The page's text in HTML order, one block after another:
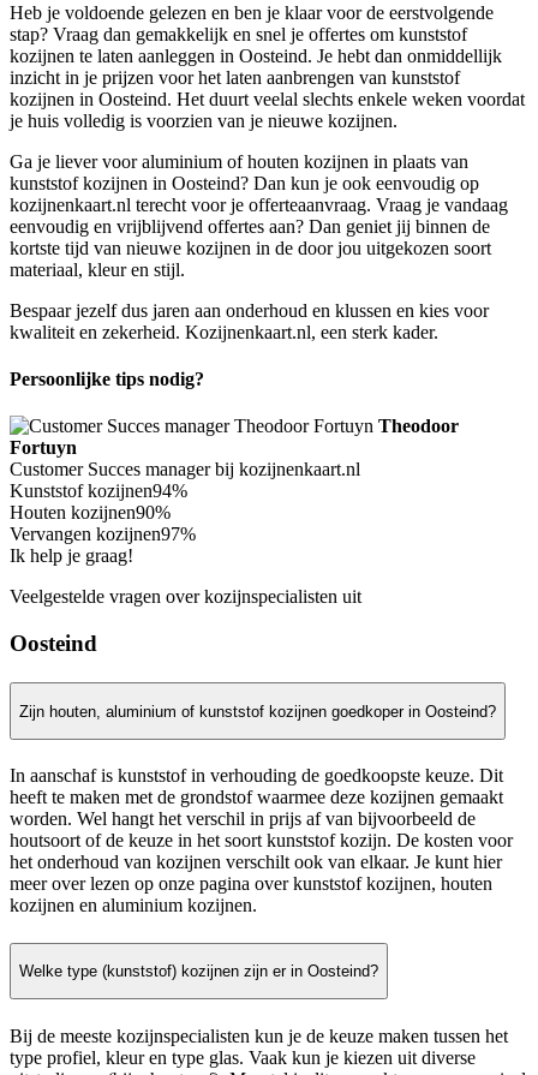
Heb je voldoende gelezen en ben je klaar voor de eerstvolgende
stap? Vraag dan gemakkelijk en snel je offertes om kunststof
kozijnen te laten aanleggen in Oosteind. Je hebt dan onmiddellijk
inzicht in je prijzen voor het laten aanbrengen van kunststof
kozijnen in Oosteind. Het duurt veelal slechts enkele weken voordat
je huis volledig is voorzien van je nieuwe kozijnen.
Ga je liever voor aluminium of houten kozijnen in plaats van
kunststof kozijnen in Oosteind? Dan kun je ook eenvoudig op
kozijnenkaart.nl terecht voor je offerteaanvraag. Vraag je vandaag
eenvoudig en vrijblijvend offertes aan? Dan geniet jij binnen de
kortste tijd van nieuwe kozijnen in de door jou uitgekozen soort
materiaal, kleur en stijl.
Bespaar jezelf dus jaren aan onderhoud en klussen en kies voor
kwaliteit en zekerheid. Kozijnenkaart.nl, een sterk kader.
Persoonlijke tips nodig?
Theodoor
Fortuyn
Customer Succes manager bij kozijnenkaart.nl
Kunststof kozijnen94%
Houten kozijnen90%
Vervangen kozijnen97%
Ik help je graag!
Veelgestelde vragen over kozijnspecialisten uit
Oosteind
Zijn houten, aluminium of kunststof kozijnen goedkoper in Oosteind?
In aanschaf is kunststof in verhouding de goedkoopste keuze. Dit
heeft te maken met de grondstof waarmee deze kozijnen gemaakt
worden. Wel hangt het verschil in prijs af van bijvoorbeeld de
houtsoort of de keuze in het soort kunststof kozijn. De kosten voor
het onderhoud van kozijnen verschilt ook van elkaar. Je kunt hier
meer over lezen op onze pagina over kunststof kozijnen, houten
kozijnen en aluminium kozijnen.
Welke type (kunststof) kozijnen zijn er in Oosteind?
Bij de meeste kozijnspecialisten kun je de keuze maken tussen het
type profiel, kleur en type glas. Vaak kun je kiezen uit diverse